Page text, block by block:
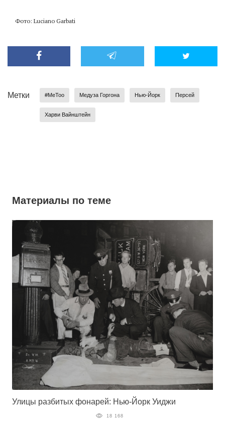
Фото: Luciano Garbati
Метки #MeToo Медуза Горгона Нью-Йорк Персей
Харви Вайнштейн
Материалы по теме
Улицы разбитых фонарей: Нью-Йорк Уиджи
18 168